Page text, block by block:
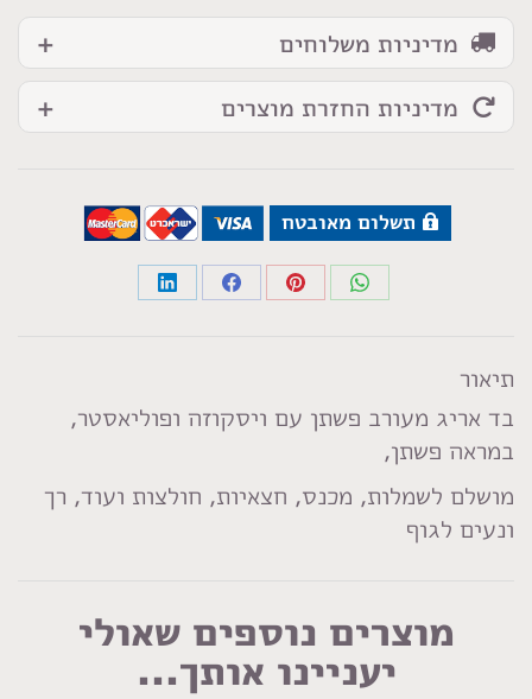
מדיניות משלוחים
מדיניות החזרת מוצרים
תשלום מאובטח
Share
Share
Share
Share
תיאור
בד אריג מעורב פשתן עם ויסקוזה ופוליאסטר,
במראה פשתן,
מושלם לשמלות, מכנס, חצאיות, חולצות ועוד, רך
ונעים לגוף
מוצרים נוספים שאולי
יעניינו אותך...